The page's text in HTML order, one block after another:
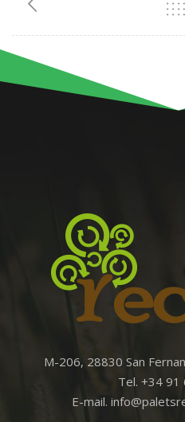
M-206, 28830 San
Tel. +34 91
E-mail.